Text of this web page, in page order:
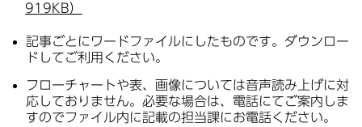
919KB）
記事ごとにワードファイルにしたものです。ダウンロー
ドしてご利用ください。
フローチャートや表、画像については音声読み上げに対
応しておりません。必要な場合は、電話にてご案内しま
すのでファイル内に記載の担当課にお電話ください。